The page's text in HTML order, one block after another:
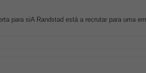
para siA Randstad está a recrutar para uma